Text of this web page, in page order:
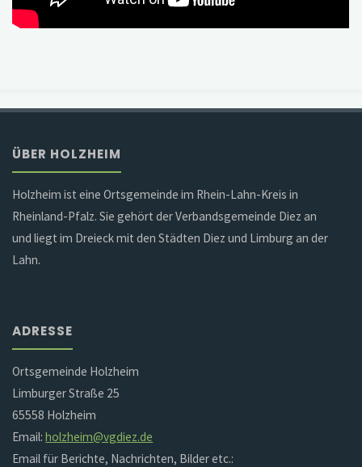
ÜBER HOLZHEIM
Holzheim ist eine Ortsgemeinde im Rhein-Lahn-Kreis in
Rheinland-Pfalz. Sie gehört der Verbandsgemeinde Diez an
und liegt im Dreieck mit den Städten Diez und Limburg an der
Lahn.
ADRESSE
Ortsgemeinde Holzheim
Limburger Straße 25
65558 Holzheim
Email:holzheim@vgdiez.de
Email für Berichte, Nachrichten, Bilder etc.: